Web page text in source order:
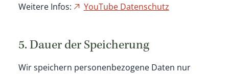
Weitere Infos:
YouTube Datenschutz
5. Dauer der Speicherung
Wir speichern personenbezogene Daten nur